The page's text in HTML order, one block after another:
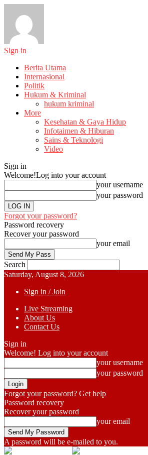
Sign in
Berita Utama
Internasional
Politik
Hukum & Kriminal
hukum kriminal
More
Kesehatan & Gaya Hidup
Infotaimen & Hiburan
Sains & Teknologi
Video
Sign in
Welcome!Log into your account
your username
your password
Forgot your password?
Password recovery
Recover your password
your email
Search
Saturday, August 8, 2026
Sign in / Join
Live Streaming
About Us
Contact Us
Sign in
Welcome! Log into your account
your username
your password
Forgot your password? Get help
Password recovery
Recover your password
your email
A password will be e-mailed to you.